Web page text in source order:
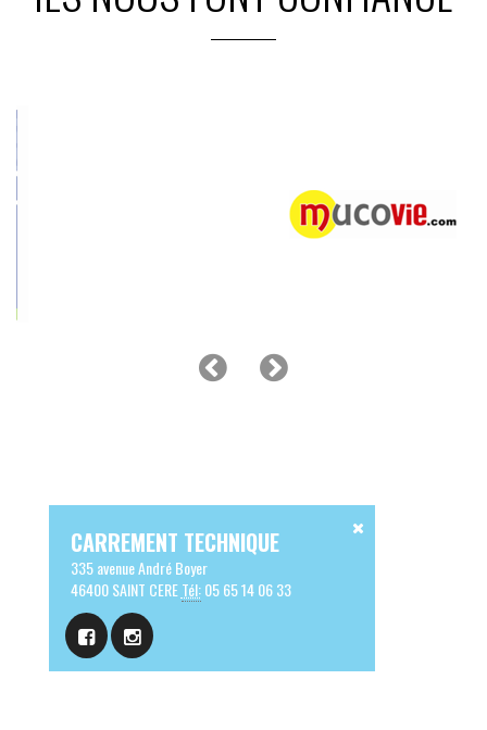
CARREMENT TECHNIQUE
335 avenue André Boyer
46400 SAINT CERETél:05 65 14 06 33